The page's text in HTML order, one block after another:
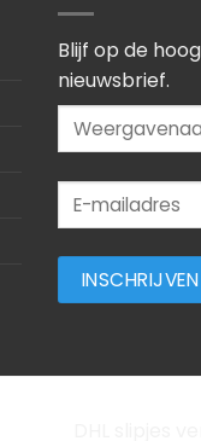
Blijf op de
nieuwsbrief.